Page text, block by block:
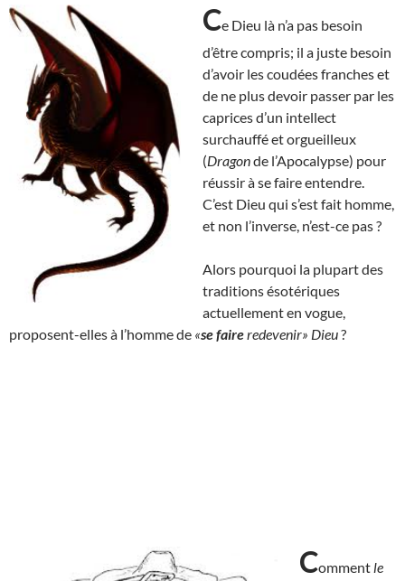
Ce Dieu là n’a pas besoin
d’être compris; il a juste besoin
d’avoir les coudées franches et
de ne plus devoir passer par les
caprices d’un intellect
surchauffé et orgueilleux
(Dragonde l’Apocalypse) pour
réussir à se faire entendre.
C’est Dieu qui s’est fait homme,
et non l’inverse, n’est-ce pas ?
Alors pourquoi la plupart des
traditions ésotériques
actuellement en vogue,
proposent-elles à l’homme de «se faireredevenir» Dieu?
Comment le